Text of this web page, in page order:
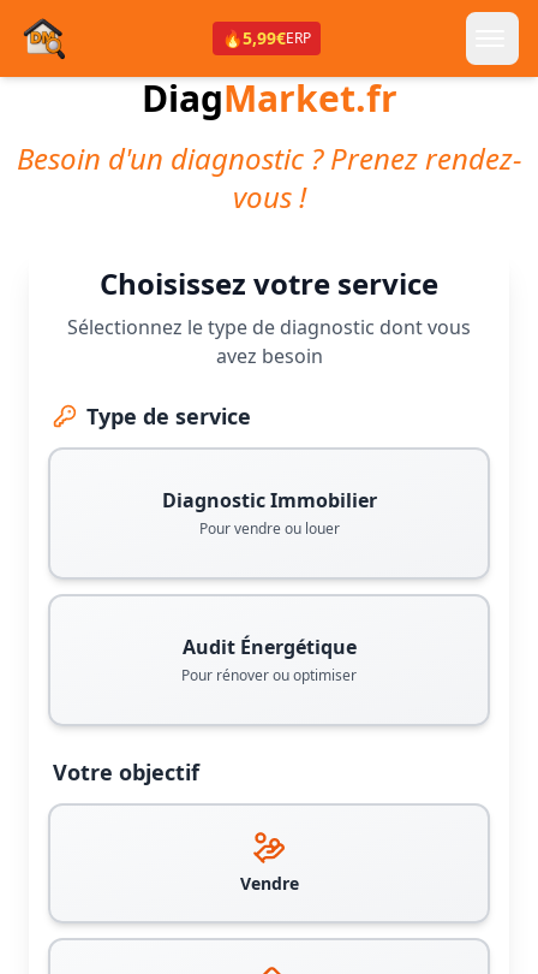
🔥5,99€ERP
DiagMarket.fr
Besoin d'un diagnostic ? Prenez rendez-
vous !
Choisissez votre service
Sélectionnez le type de diagnostic dont vous
avez besoin
Type de service
Diagnostic Immobilier
Pour vendre ou louer
Audit Énergétique
Pour rénover ou optimiser
Votre objectif
Vendre